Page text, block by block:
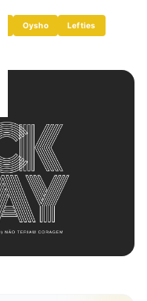
Oysho Lefties